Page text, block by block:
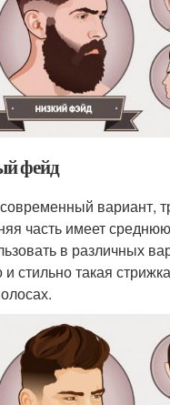
фейд
вариант,
часть имеет
в различных
стильно такая